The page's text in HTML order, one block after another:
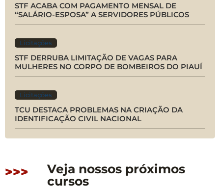
STF ACABA COM PAGAMENTO MENSAL DE
“SALÁRIO-ESPOSA” A SERVIDORES PÚBLICOS
Licitações
STF DERRUBA LIMITAÇÃO DE VAGAS PARA
MULHERES NO CORPO DE BOMBEIROS DO PIAUÍ
Licitações
TCU DESTACA PROBLEMAS NA CRIAÇÃO DA
IDENTIFICAÇÃO CIVIL NACIONAL
>>>
Veja nossos próximos
cursos